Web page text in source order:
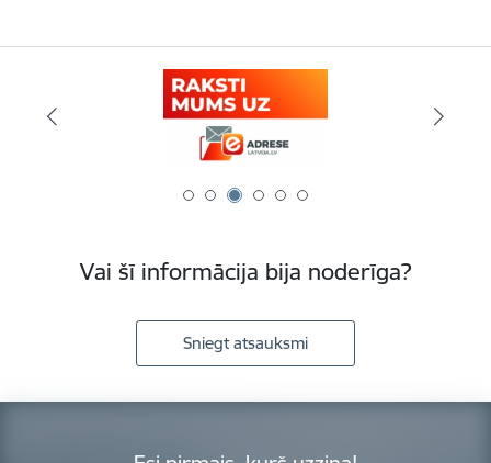
Vai šī informācija bija noderīga?
Sniegt atsauksmi